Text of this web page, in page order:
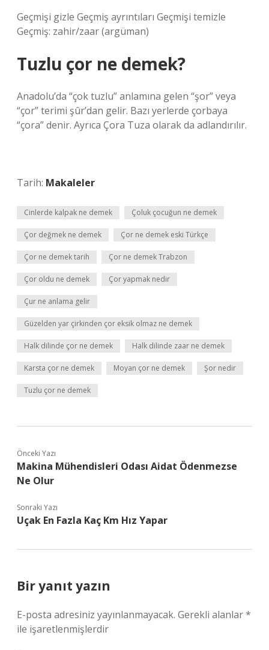
Geçmişi gizle Geçmiş ayrıntıları Geçmişi temizle
Geçmiş: zahir/zaar (argüman)
Tuzlu çor ne demek?
Anadolu’da “çok tuzlu” anlamına gelen “şor” veya
“çor” terimi şûr’dan gelir. Bazı yerlerde çorbaya
“çora” denir. Ayrıca Çora Tuza olarak da adlandırılır.
Tarih: Makaleler
Cinlerde kalpak ne demek Çoluk çocuğun ne demek
Çor değmek ne demek Çor ne demek eski Türkçe
Çor ne demek tarih Çor ne demek Trabzon
Çor oldu ne demek Çor yapmak nedir
Çur ne anlama gelir
Güzelden yar çirkinden çor eksik olmaz ne demek
Halk dilinde çor ne demek Halk dilinde zaar ne demek
Karsta çor ne demek Moyan çor ne demek Şor nedir
Tuzlu çor ne demek
Önceki Yazı
Makina Mühendisleri Odası Aidat Ödenmezse
Ne Olur
Sonraki Yazı
Uçak En Fazla Kaç Km Hız Yapar
Bir yanıt yazın
E-posta adresiniz yayınlanmayacak. Gerekli alanlar*
ile işaretlenmişlerdir